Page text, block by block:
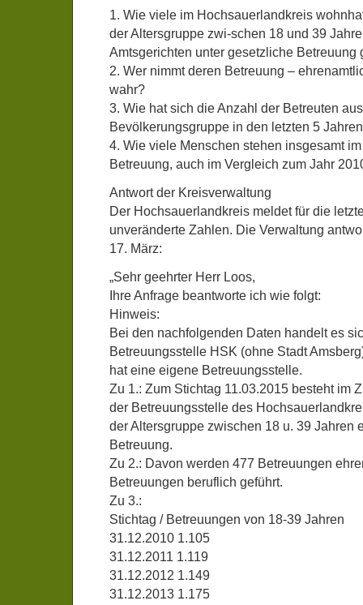
1. Wie viele im Hochsauerlandkreis
der Altersgruppe zwi-schen 18 und 39
Amtsgerichten unter gesetzliche Betreuung
2. Wer nimmt deren Betreuung –
wahr?
3. Wie hat sich die Anzahl der Betreuten
Bevölkerungsgruppe in den letzten 5
4. Wie viele Menschen stehen insgesamt
Betreuung, auch im Vergleich zum Jahr
Antwort der Kreisverwaltung
Der Hochsauerlandkreis meldet für die
unveränderte Zahlen. Die Verwaltung
17. März:
„Sehr geehrter Herr Loos,
Ihre Anfrage beantworte ich wie folgt:
Hinweis:
Bei den nachfolgenden Daten handelt es
Betreuungsstelle HSK (ohne Stadt
hat eine eigene Betreuungsstelle.
Zu 1.: Zum Stichtag 11.03.2015 besteht im
der Betreuungsstelle des
der Altersgruppe zwischen 18 u. 39 Jahren
Betreuung.
Zu 2.: Davon werden 477 Betreuungen
Betreuungen beruflich geführt.
Zu 3.:
Stichtag / Betreuungen von 18-39 Jahren
31.12.2010 1.105
31.12.2011 1.119
31.12.2012 1.149
31.12.2013 1.175